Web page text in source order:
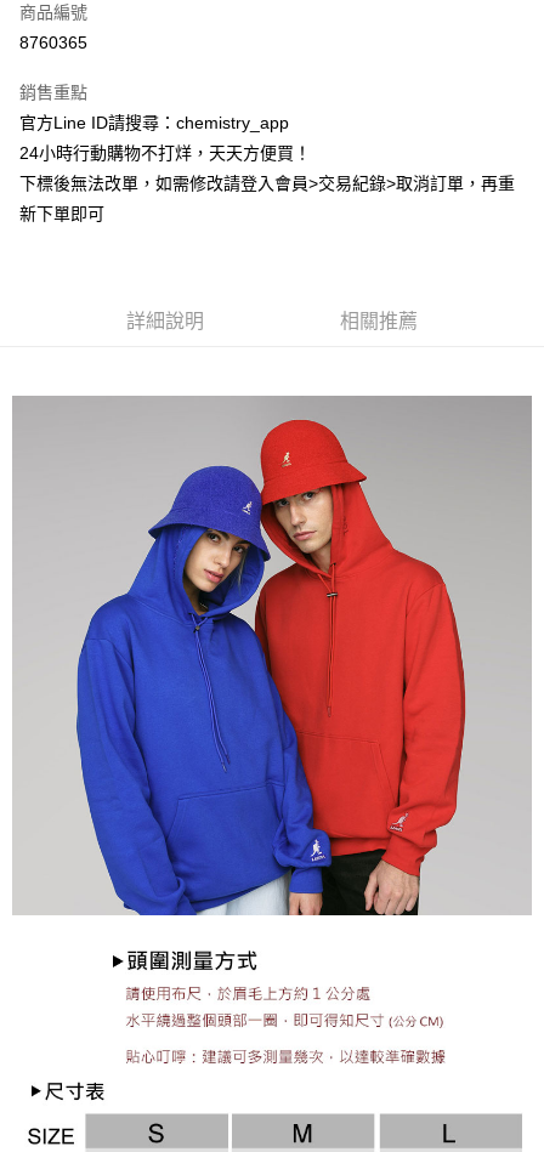
超商取貨付款
Apple Pay
街口支付
悠遊付
每筆NT$60，滿NT$399(含以上)免運費
每筆NT$60，滿NT$399(含以上)免運費
付款後7-11取貨
每筆NT$60，滿NT$399(含以上)免運費
順豐快遞宅配
每筆NT$150，滿NT$6,000(含以上)免運費
付款後門市自取
商品編號
8760365
銷售重點
官方Line ID請搜尋：chemistry_app
24小時行動購物不打烊，天天方便買！
下標後無法改單，如需修改請登入會員>交易紀錄>取消訂單，再重
新下單即可
詳細說明 相關推薦